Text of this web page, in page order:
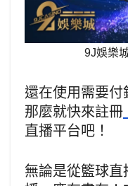
9J娛樂
還在使用需要付
那麼就快來註冊
直播平台吧！
無論是從籃球